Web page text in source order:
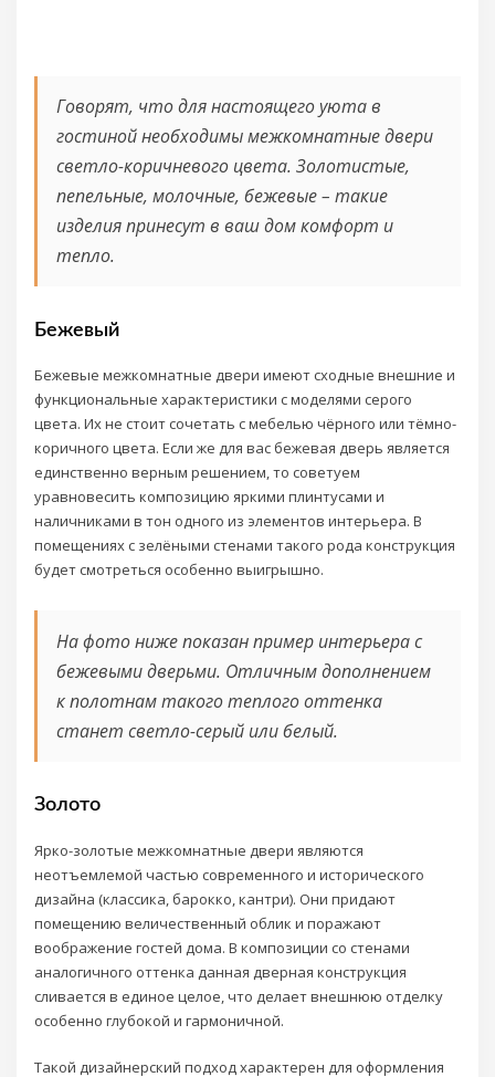
Говорят, что для настоящего уюта в
гостиной необходимы межкомнатные двери
светло-коричневого цвета. Золотистые,
пепельные, молочные, бежевые – такие
изделия принесут в ваш дом комфорт и
тепло.
Бежевый
Бежевые межкомнатные двери имеют сходные внешние и
функциональные характеристики с моделями серого
цвета. Их не стоит сочетать с мебелью чёрного или тёмно-
коричного цвета. Если же для вас бежевая дверь является
единственно верным решением, то советуем
уравновесить композицию яркими плинтусами и
наличниками в тон одного из элементов интерьера. В
помещениях с зелёными стенами такого рода конструкция
будет смотреться особенно выигрышно.
На фото ниже показан пример интерьера с
бежевыми дверьми. Отличным дополнением
к полотнам такого теплого оттенка
станет светло-серый или белый.
Золото
Ярко-золотые межкомнатные двери являются
неотъемлемой частью современного и исторического
дизайна (классика, барокко, кантри). Они придают
помещению величественный облик и поражают
воображение гостей дома. В композиции со стенами
аналогичного оттенка данная дверная конструкция
сливается в единое целое, что делает внешнюю отделку
особенно глубокой и гармоничной.
Такой дизайнерский подход характерен для оформления